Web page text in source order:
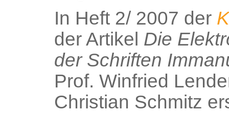
In Heft 2/ 2007 der
der Artikel Die
der Schriften
Prof. Winfried
Christian Schmitz